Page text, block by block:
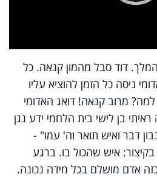
המלך. דוד סבל מהמון קנאה. כל
ניסה כל הזמן להוציא עליו
למה? מרוב קנאה! דואג האדומי
בן לישי בית הלחמי ידע נגן
דבר ואיש תואר וה' עמו" -
איש שהכול בו. ברגע
אדם מושלם בכל מידה נכונה.